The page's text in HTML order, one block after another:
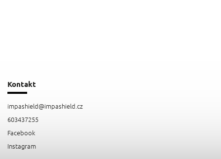
Kontakt
impashield@impashield.cz
603437255
Facebook
Instagram